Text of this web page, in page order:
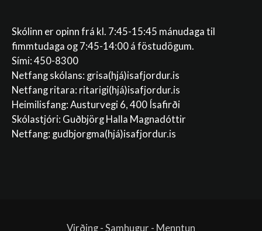
Skólinn er opinn frá kl. 7:45-15:45 mánudaga til
fimmtudaga og 7:45-14:00 á föstudögum.
Sími: 450-8300
Netfang skólans: grisa(hjá)isafjordur.is
Netfang ritara: ritarigi(hjá)isafjordur.is
Heimilisfang: Austurvegi 6, 400 Ísafirði
Skólastjóri: Guðbjörg Halla Magnadóttir
Netfang: gudbjorgma(hjá)isafjordur.is
Virðing - Samhugur - Menntun